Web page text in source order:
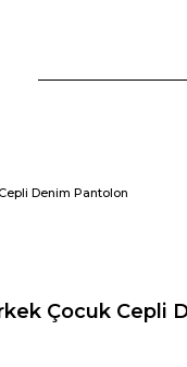
Denim Pantolon
Çocuk Cepli